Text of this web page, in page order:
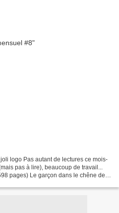
logo Pas autant de lectures ce mois-
pas à lire), beaucoup de travail...
pages) Le garçon dans le chêne de